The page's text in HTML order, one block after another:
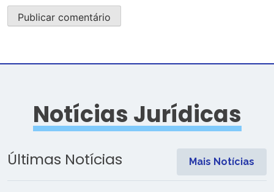
Notícias Jurídicas
Últimas Notícias Mais Notícias